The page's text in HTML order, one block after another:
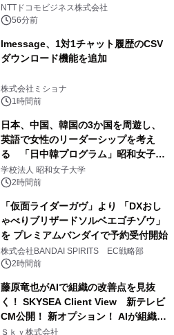
向けた調査・実証を開始
NTTドコモビジネス株式会社
56分前
lmessage、1対1チャット履歴のCSV
ダウンロード機能を追加
株式会社ミショナ
1時間前
日本、中国、韓国の3か国を周遊し、
英語で女性のリーダーシップを考え
る 「日中韓プログラム」昭和女子大
学で開催
学校法人 昭和女子大学
2時間前
「仮面ライダーガヴ」より 「DXおし
ゃべりブリザードソルベエゴチゾウ」
を プレミアムバンダイで予約受付開始
株式会社BANDAI SPIRITS EC戦略部
2時間前
藤原竜也がAIで組織の改善点を見抜
く！ SKYSEA Client View 新テレビ
CM公開！ 新オプション！ AIが組織の
業務実態を分析し労務改善を支援。 藤
Ｓｋｙ株式会社